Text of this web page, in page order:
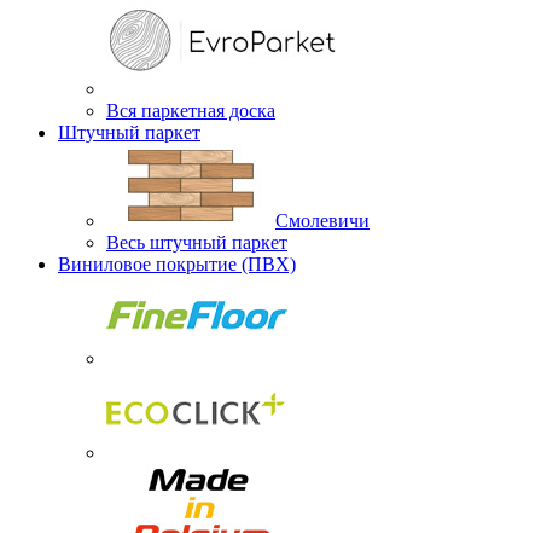
Вся паркетная доска
Штучный паркет
Смолевичи
Весь штучный паркет
Виниловое покрытие (ПВХ)